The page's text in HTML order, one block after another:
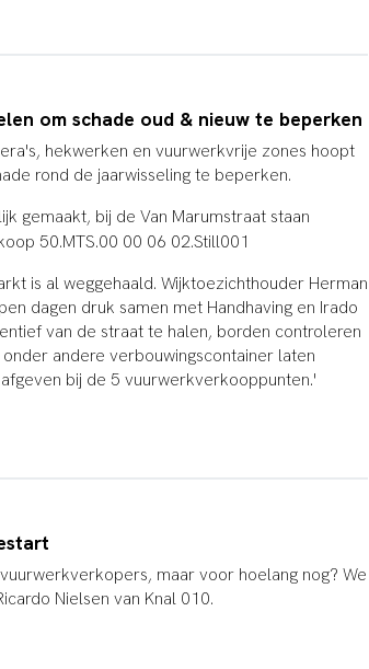
om schade oud & nieuw te beperken
hekwerken en vuurwerkvrije zones hoopt
rond de jaarwisseling te beperken.
gemaakt, bij de Van Marumstraat staan
is al weggehaald. Wijktoezichthouder Herman
dagen druk samen met Handhaving en Irado
van de straat te halen, borden controleren
andere verbouwingscontainer laten
bij de 5 vuurwerkverkooppunten.'
maar voor hoelang nog? We
Nielsen van Knal 010.